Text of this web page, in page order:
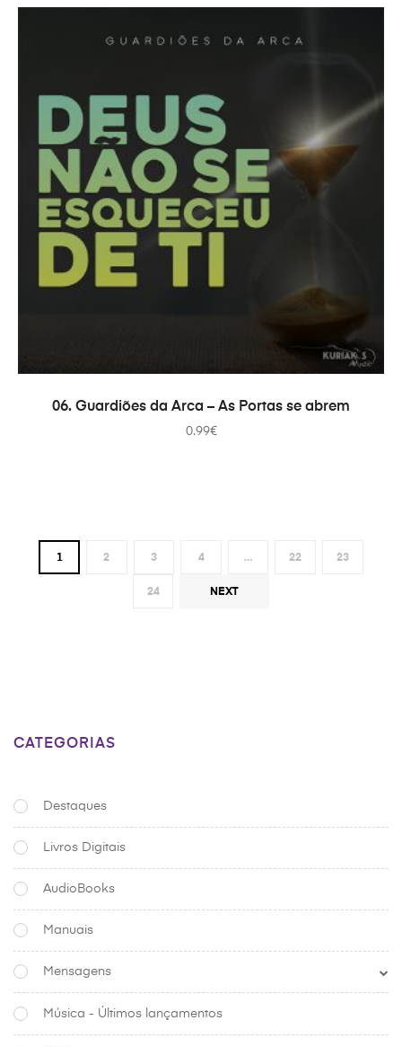
ADICIONAR
06. Guardiões da Arca – As Portas se abrem
0.99€
1 2 3 4 … 22 23
24 NEXT
CATEGORIAS
Destaques
Livros Digitais
AudioBooks
Manuais
Mensagens
Música - Últimos lançamentos